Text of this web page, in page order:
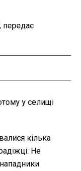
передає
у селищі
кілька
Не